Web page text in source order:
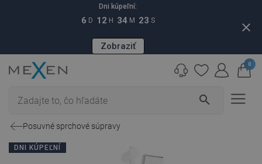
Dni kúpeľní:
6 D 12 H 34 M 22 S
Zobraziť
close
search
0
Posuvné sprchové súpravy
DNI KÚPEĽNÍ